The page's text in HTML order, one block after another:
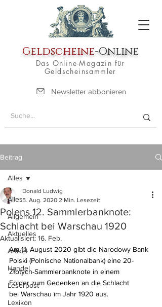
Geldscheine-Online
Das Online-Magazin für
Geldscheinsammler
Newsletter abbonieren
Beitrag
Alles
Allgemein
Aktuelles
Artikel
Handel
Leserpost
Lexikon
Alles
Polens 12. Sammlerbanknote:
Schlacht bei Warschau 1920
Donald Ludwig
5. Aug. 2020 2 Min. Lesezeit
Aktualisiert: 16. Feb.
Am 11. August 2020 gibt die Narodowy Bank
Polski (Polnische Nationalbank) eine 20-
Złotych-Sammlerbanknote in einem
Folder zum Gedenken an die Schlacht
bei Warschau im Jahr 1920 aus.